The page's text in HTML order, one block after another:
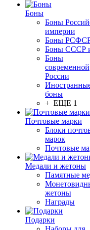
Боны
Боны
империи
Боны
Боны СССР
Боны
современной
России
боны
+ ЕЩЕ 1
Почтовые марки
Блоки
марок
Почтовые
Медали и жетоны
Памятные
жетоны
Награды
Подарки